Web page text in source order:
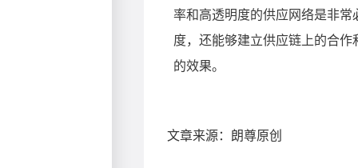
文章来源：朗尊原创